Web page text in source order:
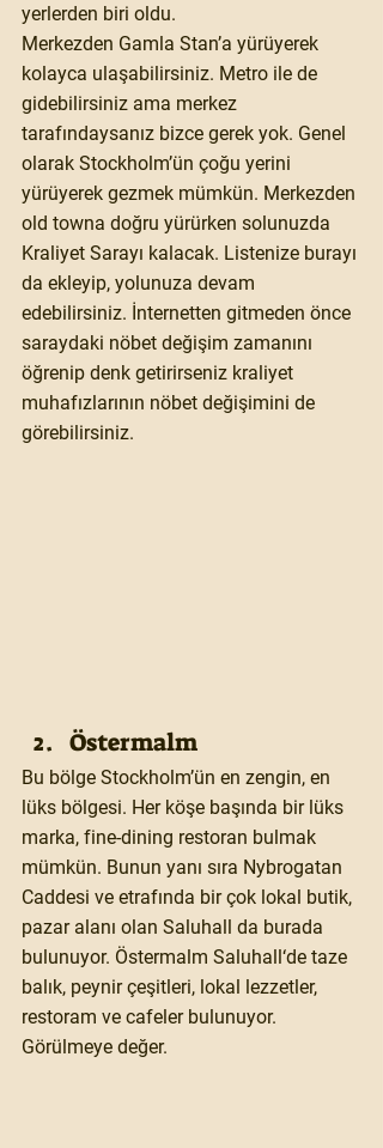
yerlerden biri oldu.
Merkezden Gamla Stan’a yürüyerek
kolayca ulaşabilirsiniz. Metro ile de
gidebilirsiniz ama merkez
tarafındaysanız bizce gerek yok. Genel
olarak Stockholm’ün çoğu yerini
yürüyerek gezmek mümkün. Merkezden
old towna doğru yürürken solunuzda
Kraliyet Sarayı kalacak. Listenize burayı
da ekleyip, yolunuza devam
edebilirsiniz. İnternetten gitmeden önce
saraydaki nöbet değişim zamanını
öğrenip denk getirirseniz kraliyet
muhafızlarının nöbet değişimini de
görebilirsiniz.
Östermalm
Bu bölge Stockholm’ün en zengin, en
lüks bölgesi. Her köşe başında bir lüks
marka, fine-dining restoran bulmak
mümkün. Bunun yanı sıra Nybrogatan
Caddesi ve etrafında bir çok lokal butik,
pazar alanı olan Saluhall da burada
bulunuyor. Östermalm Saluhall‘de taze
balık, peynir çeşitleri, lokal lezzetler,
restoram ve cafeler bulunuyor.
Görülmeye değer.